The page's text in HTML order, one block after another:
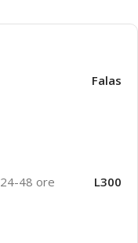
Falas
24-48 ore L300